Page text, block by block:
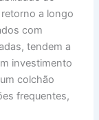
a longo
com
tendem a
investimento
colchão
frequentes,